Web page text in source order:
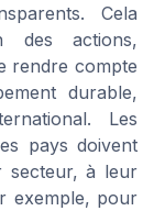
Cela
des actions,
rendre compte
durable,
Les
pays doivent
secteur, à leur
exemple, pour